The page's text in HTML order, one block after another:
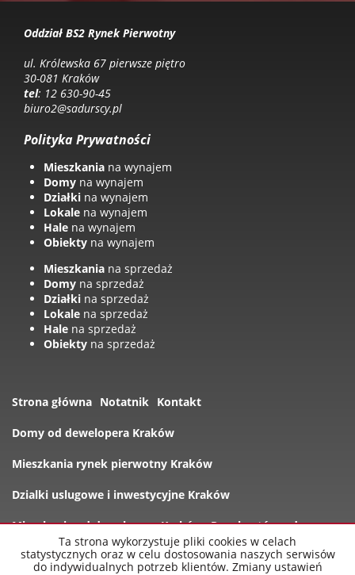
Oddział BS2 Rynek Pierwotny
ul. Królewska 67 pierwsze piętro
30-081 Kraków
tel: 12 630-90-45
biuro2@sadurscy.pl
Polityka Prywatności
Mieszkania na wynajem
Domy na wynajem
Działki na wynajem
Lokale na wynajem
Hale na wynajem
Obiekty na wynajem
Mieszkania na sprzedaż
Domy na sprzedaż
Działki na sprzedaż
Lokale na sprzedaż
Hale na sprzedaż
Obiekty na sprzedaż
Strona główna Notatnik Kontakt
Domy od dewelopera Kraków
Mieszkania rynek pierwotny Kraków
Dzialki uslugowe i inwestycyjne Kraków
Mieszkania od dewelopera Kraków Rynek wtórny domy
Oferty
Ta strona wykorzystuje pliki cookies w celach
statystycznych oraz w celu dostosowania naszych serwisów
do indywidualnych potrzeb klientów. Zmiany ustawień